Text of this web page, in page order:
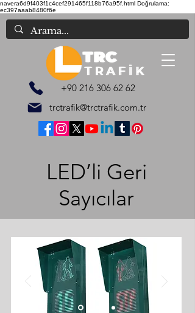
navera6d9f403f1c4cef291465f118b76a95f.html Doğrulama:
ec397aaab8480f6e
trctrafik@trctrafik.com.tr
+90 216 306 62 62
LED’li Geri
Sayıcılar